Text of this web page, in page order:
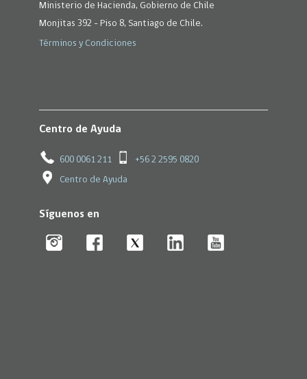
Ministerio de Hacienda, Gobierno de Chile
Monjitas 392 - Piso 8, Santiago de Chile.
Términos y Condiciones
Centro de Ayuda
600 0061 211 +56 2 2595 0820
Centro de Ayuda
Síguenos en